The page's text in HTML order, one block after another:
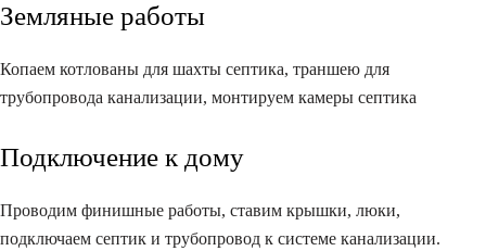
Земляные работы
Копаем котлованы для шахты септика, траншею для
трубопровода канализации, монтируем камеры септика
Подключение к дому
Проводим финишные работы, ставим крышки, люки,
подключаем септик и трубопровод к системе канализации.